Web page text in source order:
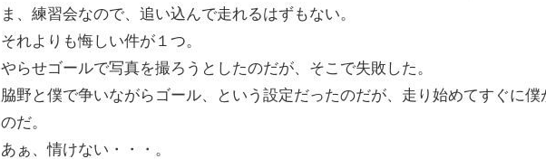
ま、練習会なので、追い込んで走れるはずもない。
それよりも悔しい件が１つ。
やらせゴールで写真を撮ろうとしたのだが、そこで失敗した。
脇野と僕で争いながらゴール、という設定だったのだが、走り始めてすぐに
のだ。
あぁ、情けない・・・。